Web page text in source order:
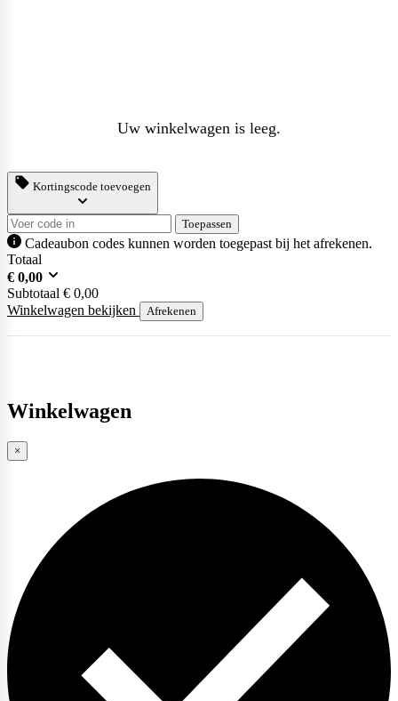
Uw winkelwagen is leeg.
Kortingscode toevoegen
Toepassen
Cadeaubon codes kunnen worden toegepast bij het afrekenen.
Totaal
€ 0,00
Subtotaal € 0,00
Winkelwagen bekijken
Afrekenen
Winkelwagen
×